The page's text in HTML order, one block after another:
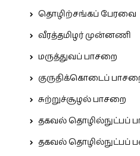
தொழிற்சங்கப் பேரவை
வீரத்தமிழர் முன்னணி
மருத்துவப் பாசறை
குருதிக்கொடைப்
சுற்றுச்சூழல் பாசறை
தகவல் தொழில்நுட்பப்
தகவல் தொழில்நுட்பப்